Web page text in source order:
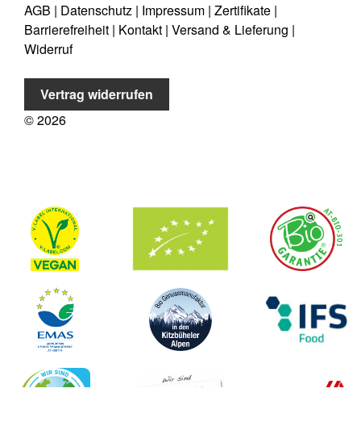
AGB | Datenschutz | Impressum | Zertifikate |
Barrierefreiheit | Kontakt | Versand & Lieferung |
Widerruf
Vertrag widerrufen
©2026